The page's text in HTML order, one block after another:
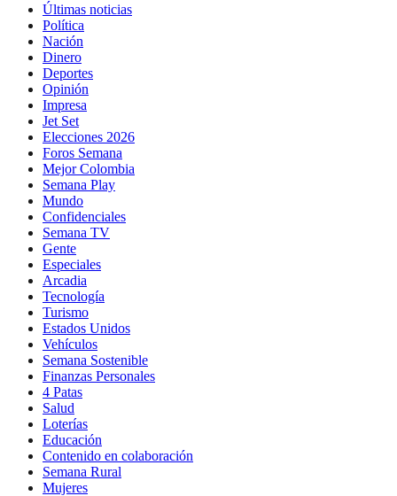
Últimas noticias
Política
Nación
Dinero
Deportes
Opinión
Impresa
Jet Set
Elecciones 2026
Foros Semana
Mejor Colombia
Semana Play
Mundo
Confidenciales
Semana TV
Gente
Especiales
Arcadia
Tecnología
Turismo
Estados Unidos
Vehículos
Semana Sostenible
Finanzas Personales
4 Patas
Salud
Loterías
Educación
Contenido en colaboración
Semana Rural
Mujeres